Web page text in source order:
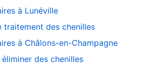
à Lunéville
traitement des chenilles
à Châlons-en-Champagne
des chenilles